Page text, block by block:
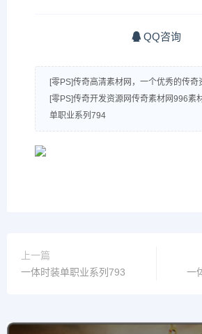
QQ咨询
[零PS]传奇高清素材网，一个优秀的传奇
[零PS]传奇开发资源网传奇素材网996素
单职业系列794
上一篇
一体时装单职业系列793
一